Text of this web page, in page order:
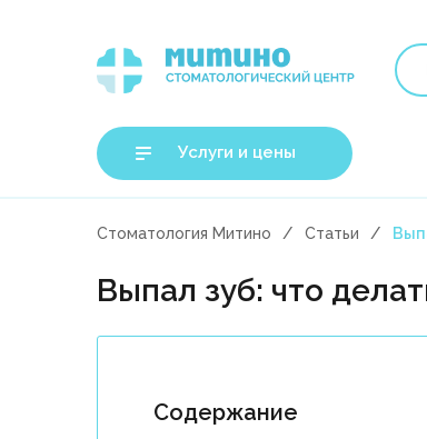
Услуги и цены
Стоматология Митино Статьи
Выпал зуб: что
Содержание